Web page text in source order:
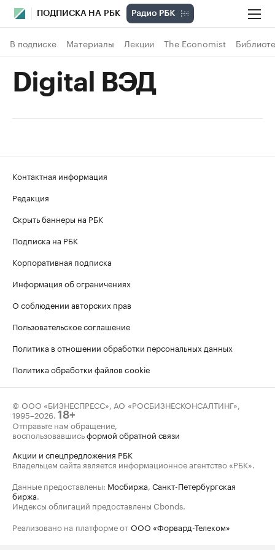
ПОДПИСКА НА РБК
В подписке Материалы Лекции The Economist
Digital ВЭД
Контактная информация
Редакция
Скрыть баннеры на РБК
Подписка на РБК
Корпоративная подписка
Информация об ограничениях
О соблюдении авторских прав
Пользовательское соглашение
Политика в отношении обработки персональных данных
Политика обработки файлов cookie
© ООО «БИЗНЕСПРЕСС», АО «РОСБИЗНЕСКОНСАЛТИНГ»,
1995–2026. 18+
Отправьте нам обращение,
воспользовавшисьформой обратной связи
Акции и спецпредложения РБК
Владельцем сайта является информационное агентство «РБК».
Данные предоставлены: Мосбиржа, Санкт-Петербургская
биржа.
Индексы облигаций предоставлены Cbonds.
Реализовано на платформе от ООО «Форвард-Телеком»